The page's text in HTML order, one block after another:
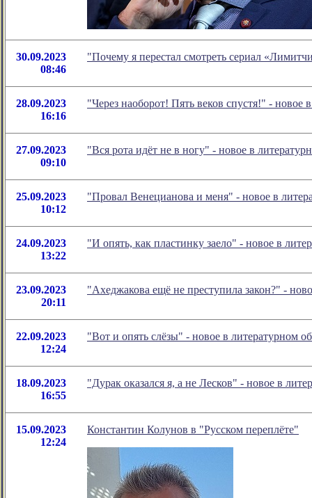
30.09.2023
08:46
"Почему я перестал смотреть сериал
28.09.2023
16:16
"Через наоборот! Пять веков спустя!" -
27.09.2023
09:10
"Вся рота идёт не в ногу" - новое в
25.09.2023
10:12
"Провал Венецианова и меня" - новое в
24.09.2023
13:22
"И опять, как пластинку заело" - новое в
23.09.2023
20:11
"Ахеджакова ещё не преступила закон?" -
22.09.2023
12:24
"Вот и опять слёзы" - новое в литературном
18.09.2023
16:55
"Дурак оказался я, а не Лесков" - новое в
15.09.2023
12:24
Константин Колунов в "Русском переплёте"